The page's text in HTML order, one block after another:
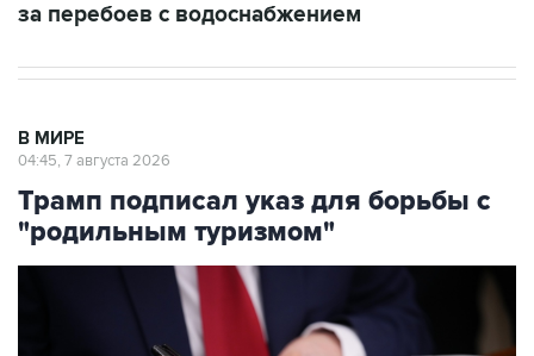
за перебоев с водоснабжением
В МИРЕ
04:45, 7 августа 2026
Трамп подписал указ для борьбы с
"родильным туризмом"